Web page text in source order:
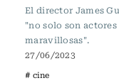
El director James
"no solo son
maravillosas".
27/06/2023
# cine